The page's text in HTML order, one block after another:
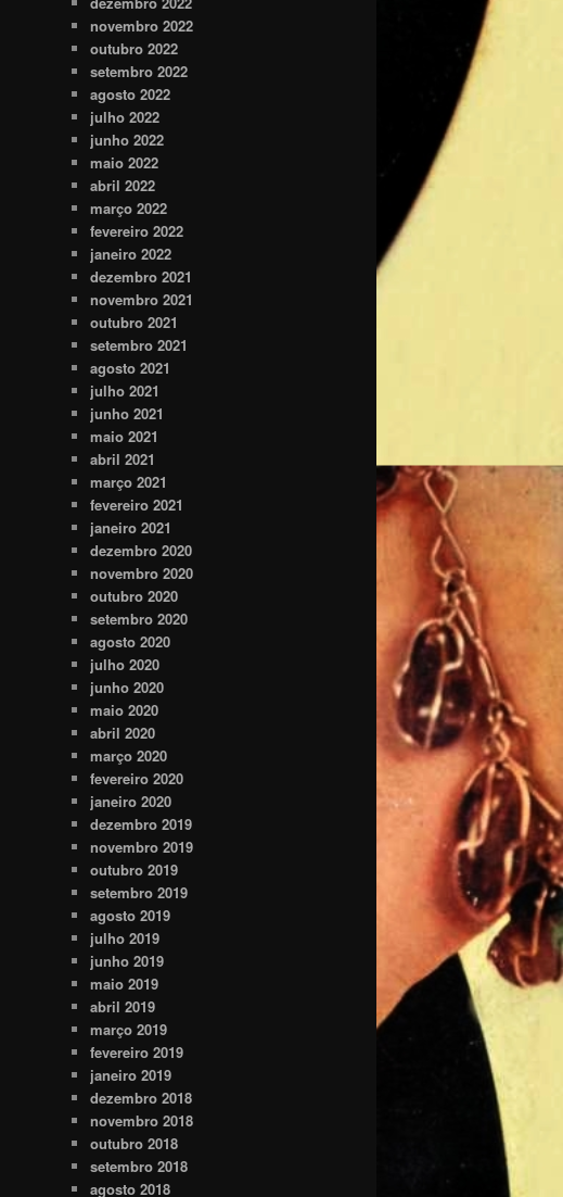
novembro 2022
outubro 2022
setembro 2022
agosto 2022
julho 2022
junho 2022
maio 2022
abril 2022
março 2022
fevereiro 2022
janeiro 2022
dezembro 2021
novembro 2021
outubro 2021
setembro 2021
agosto 2021
julho 2021
junho 2021
maio 2021
abril 2021
março 2021
fevereiro 2021
janeiro 2021
dezembro 2020
novembro 2020
outubro 2020
setembro 2020
agosto 2020
julho 2020
junho 2020
maio 2020
abril 2020
março 2020
fevereiro 2020
janeiro 2020
dezembro 2019
novembro 2019
outubro 2019
setembro 2019
agosto 2019
julho 2019
junho 2019
maio 2019
abril 2019
março 2019
fevereiro 2019
janeiro 2019
dezembro 2018
novembro 2018
outubro 2018
setembro 2018
agosto 2018